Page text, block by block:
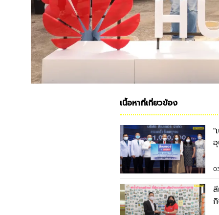
เนื้อหาที่เกี่ยวข้อง
"